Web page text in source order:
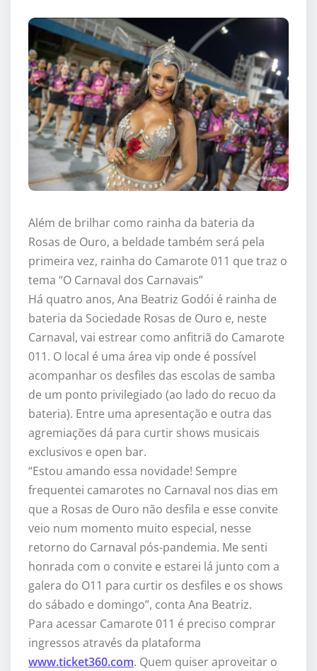
Além de brilhar como rainha da bateria da
Rosas de Ouro, a beldade também será pela
primeira vez, rainha do Camarote 011 que traz o
tema “O Carnaval dos Carnavais”
Há quatro anos, Ana Beatriz Godói é rainha de
bateria da Sociedade Rosas de Ouro e, neste
Carnaval, vai estrear como anfitriã do Camarote
011. O local é uma área vip onde é possível
acompanhar os desfiles das escolas de samba
de um ponto privilegiado (ao lado do recuo da
bateria). Entre uma apresentação e outra das
agremiações dá para curtir shows musicais
exclusivos e open bar.
“Estou amando essa novidade! Sempre
frequentei camarotes no Carnaval nos dias em
que a Rosas de Ouro não desfila e esse convite
veio num momento muito especial, nesse
retorno do Carnaval pós-pandemia. Me senti
honrada com o convite e estarei lá junto com a
galera do O11 para curtir os desfiles e os shows
do sábado e domingo”, conta Ana Beatriz.
Para acessar Camarote 011 é preciso comprar
ingressos através da plataforma
www.ticket360.com. Quem quiser aproveitar o